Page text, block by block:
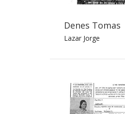
Denes Tomas
Lazar Jorge